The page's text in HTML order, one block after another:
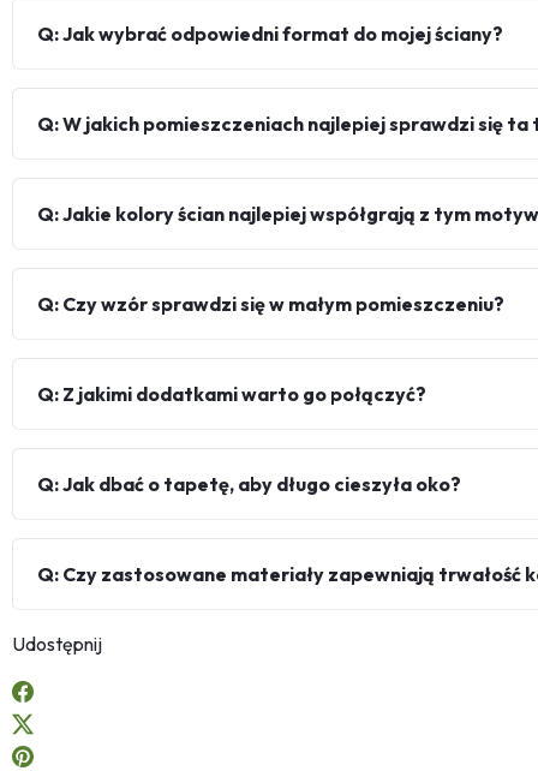
Q: Jak wybrać odpowiedni format do mojej ściany?
Q: W jakich pomieszczeniach najlepiej sprawdzi się
Q: Jakie kolory ścian najlepiej współgrają z tym
Q: Czy wzór sprawdzi się w małym pomieszczeniu?
Q: Z jakimi dodatkami warto go połączyć?
Q: Jak dbać o tapetę, aby długo cieszyła oko?
Q: Czy zastosowane materiały zapewniają trwałość
Udostępnij